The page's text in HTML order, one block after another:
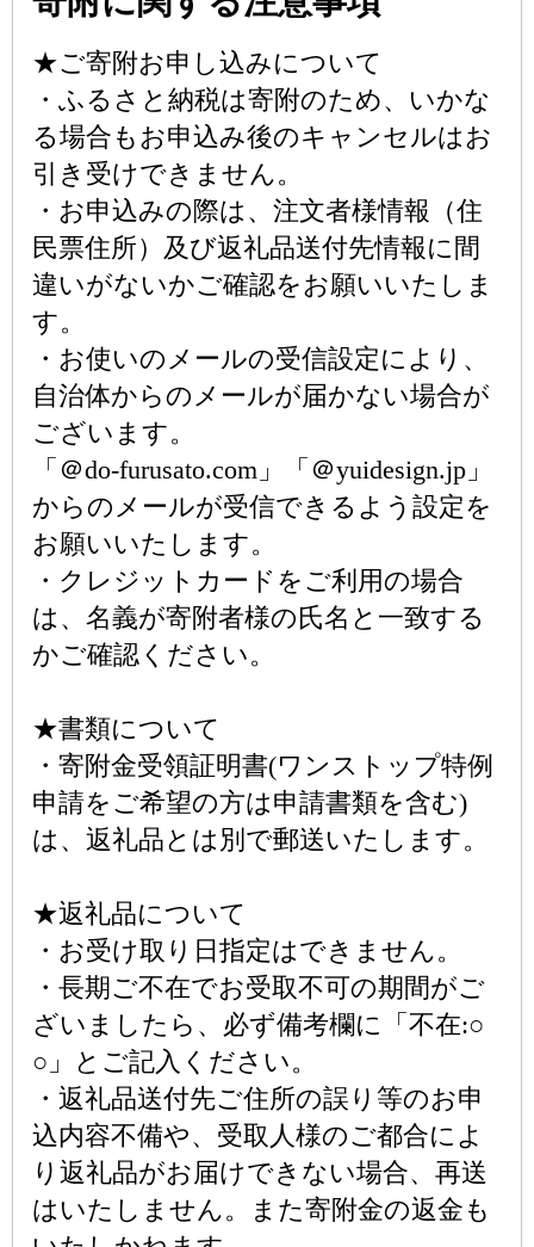
★ご寄附お申し込みについて
・ふるさと納税は寄附のため、いかな
る場合もお申込み後のキャンセルはお
引き受けできません。
・お申込みの際は、注文者様情報（住
民票住所）及び返礼品送付先情報に間
違いがないかご確認をお願いいたしま
す。
・お使いのメールの受信設定により、
自治体からのメールが届かない場合が
ございます。
「＠do-furusato.com」「＠yuidesign.jp」
からのメールが受信できるよう設定を
お願いいたします。
・クレジットカードをご利用の場合
は、名義が寄附者様の氏名と一致する
かご確認ください。
★書類について
・寄附金受領証明書(ワンストップ特例
申請をご希望の方は申請書類を含む)
は、返礼品とは別で郵送いたします。
★返礼品について
・お受け取り日指定はできません。
・長期ご不在でお受取不可の期間がご
ざいましたら、必ず備考欄に「不在:○
○」とご記入ください。
・返礼品送付先ご住所の誤り等のお申
込内容不備や、受取人様のご都合によ
り返礼品がお届けできない場合、再送
はいたしません。また寄附金の返金も